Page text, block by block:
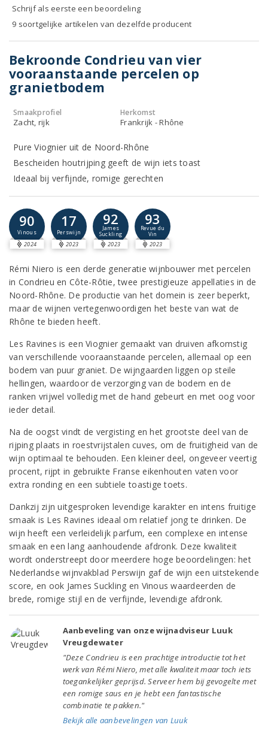
Schrijf als eerste een beoordeling
9 soortgelijke artikelen van dezelfde producent
Bekroonde Condrieu van vier
vooraanstaande percelen op
granietbodem
Smaakprofiel
Zacht, rijk
Herkomst
Frankrijk - Rhône
Pure Viognier uit de Noord-Rhône
Bescheiden houtrijping geeft de wijn iets toast
Ideaal bij verfijnde, romige gerechten
90
Vinous
2024
17
Perswijn
2023
92
James
Suckling
2023
93
Revue du
Vin
2023
Rémi Niero is een derde generatie wijnbouwer met percelen
in Condrieu en Côte-Rôtie, twee prestigieuze appellaties in de
Noord-Rhône. De productie van het domein is zeer beperkt,
maar de wijnen vertegenwoordigen het beste van wat de
Rhône te bieden heeft.
Les Ravines is een Viognier gemaakt van druiven afkomstig
van verschillende vooraanstaande percelen, allemaal op een
bodem van puur graniet. De wijngaarden liggen op steile
hellingen, waardoor de verzorging van de bodem en de
ranken vrijwel volledig met de hand gebeurt en met oog voor
ieder detail.
Na de oogst vindt de vergisting en het grootste deel van de
rijping plaats in roestvrijstalen cuves, om de fruitigheid van de
wijn optimaal te behouden. Een kleiner deel, ongeveer veertig
procent, rijpt in gebruikte Franse eikenhouten vaten voor
extra ronding en een subtiele toastige toets.
Dankzij zijn uitgesproken levendige karakter en intens fruitige
smaak is Les Ravines ideaal om relatief jong te drinken. De
wijn heeft een verleidelijk parfum, een complexe en intense
smaak en een lang aanhoudende afdronk. Deze kwaliteit
wordt onderstreept door meerdere hoge beoordelingen: het
Nederlandse wijnvakblad Perswijn gaf de wijn een uitstekende
score, en ook James Suckling en Vinous waardeerden de
brede, romige stijl en de verfijnde, levendige afdronk.
Aanbeveling van onze wijnadviseur Luuk
Vreugdewater
"Deze Condrieu is een prachtige introductie tot het
werk van Rémi Niero, met alle kwaliteit maar toch iets
toegankelijker geprijsd. Serveer hem bij gevogelte met
een romige saus en je hebt een fantastische
combinatie te pakken."
Bekijk alle aanbevelingen van Luuk